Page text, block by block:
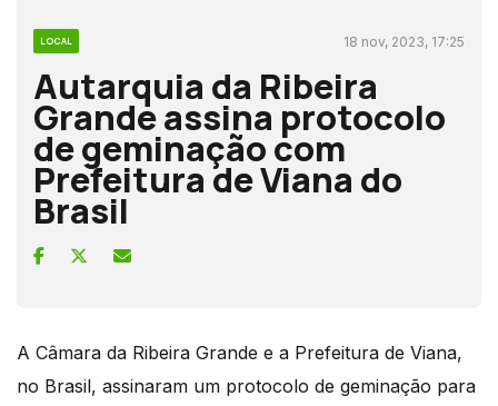
LOCAL 18 nov, 2023, 17:25
Autarquia da Ribeira
Grande assina protocolo
de geminação com
Prefeitura de Viana do
Brasil
A Câmara da Ribeira Grande e a Prefeitura de Viana,
no Brasil, assinaram um protocolo de geminação para